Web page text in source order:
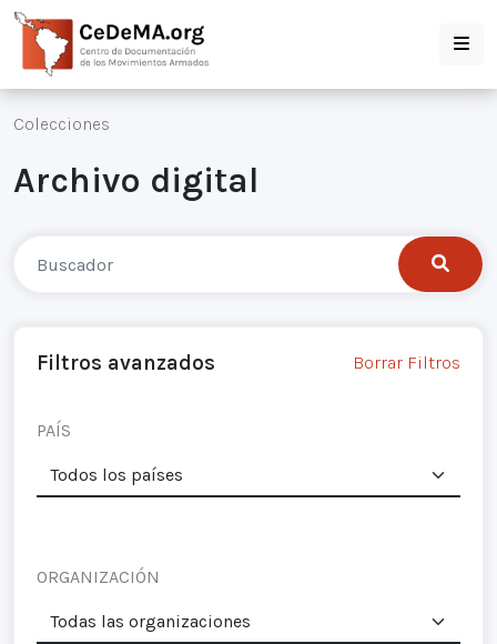
Colecciones
Archivo digital
Filtros avanzados Borrar Filtros
PAÍS
ORGANIZACIÓN